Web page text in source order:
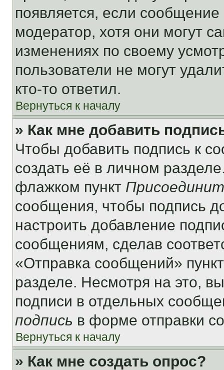
появляется, если
модератор, хотя они могут
изменениях по своему
пользователи не могут
кто-то ответил.
Вернуться к началу
» Как мне добавить
Чтобы добавить подпись к
создать её в личном
флажком пункт
сообщения, чтобы подпись
настроить добавление
сообщениям, сделав
«Отправка сообщений»
разделе. Несмотря на это,
подписи в отдельных
подпись в форме отправки
Вернуться к началу
» Как мне создать опрос?